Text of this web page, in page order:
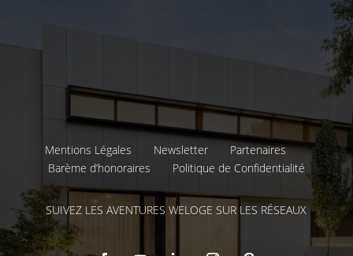
Mentions Légales Newsletter
Partenaires
Barème d’honoraires
Politique de Confidentialité
SUIVEZ LES AVENTURES WELOGE SUR LES RÉSEAUX